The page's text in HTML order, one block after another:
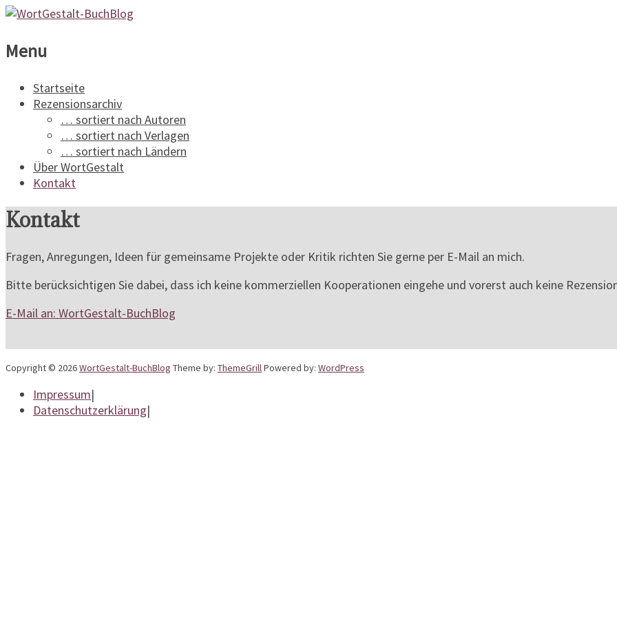
WortGestalt-
Buchblog
Spannungsliteratur
Menu
Startseite
Rezensionsarchiv
… sortiert nach Autoren
… sortiert nach Verlagen
… sortiert nach Ländern
Über WortGestalt
Kontakt
Kontakt
Fragen, Anregungen, Ideen für gemeinsame Projekte oder Kritik richten Sie gerne per E-Mail an mich.
Bitte berücksichtigen Sie dabei, dass ich keine kommerziellen Kooperationen eingehe und vorerst auch keine
E-Mail an: WortGestalt-BuchBlog
Copyright © 2026WortGestalt-BuchBlog Theme by: ThemeGrillPowered by: WordPress
Impressum|
Datenschutzerklärung|